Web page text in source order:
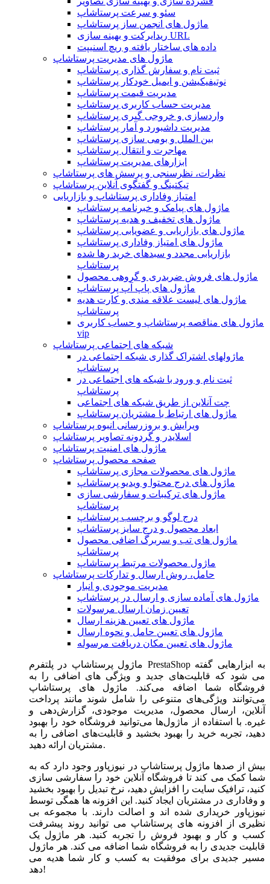
سئو و سرعت پرستاشاپ
ماژول های انجمن ساز پرستاشاپ
ریدایرکت و بهینه سازی URL
داده های ساختار یافته و ریچ اسنیپت
ماژول های مدیریت پرستاشاپ
ثبت نام و سفارش گذاری پرستاشاپ
نوتیفیکیشن و ایمیل خودکار پرستاشاپ
مدیریت قیمت پرستاشاپ
مدیریت حساب کاربری پرستاشاپ
واردسازی و خروجی گیری پرستاشاپ
مدیریت داشبورد و آمار پرستاشاپ
بین الملل و بومی سازی پرستاشاپ
مهاجرت و انتقال پرستاشاپ
ابزارهای مدیریت پرستاشاپ
نظرات، نظرسنجی و پرسش های پرستاشاپ
تیکتینگ و گفتگوی آنلاین پرستاشاپ
امتیاز وفاداری پرستاشاپ و بازاریابی
ماژول های پیامک و خبرنامه پرستاشاپ
ماژول های تخفیف و هدیه پرستاشاپ
ماژول های بازاریابی و عضویابی پرستاشاپ
ماژول های امتیاز وفاداری پرستاشاپ
بازاریابی مجدد و سبدهای خرید رها شده
پرستاشاپ
ماژول های فروش ضربدری و گروهی محصول
ماژول های پاپ آپ پرستاشاپ
ماژول های لیست علاقه مندی و کارت هدیه
پرستاشاپ
ماژول های مناقصه پرستاشاپ و حساب کاربری
vip
شبکه های اجتماعی پرستاشاپ
ماژولهای اشتراک‌ گذاری شبکه اجتماعی در
پرستاشاپ
ثبت نام و ورود با شبکه های اجتماعی در
پرستاشاپ
چت آنلاین از طریق شبکه های اجتماعی
ماژول های ارتباط با مشتریان پرستاشاپ
ویرایش و بروزرسانی انبوه پرستاشاپ
اسلایدر و گردونه تصاویر پرستاشاپ
ماژول های امنیت پرستاشاپ
صفحه محصول پرستاشاپ
ماژول های محصولات مجازی پرستاشاپ
ماژول های درج محتوا و ویدیو پرستاشاپ
ماژول های ترکیبات و سفارشی سازی
پرستاشاپ
درج لوگو و برچسب پرستاشاپ
ابعاد محصول و درج سایز پرستاشاپ
ماژول های تب و سربرگ اضافی محصول
پرستاشاپ
ماژول محصولات مرتبط پرستاشاپ
حامل، روش ارسال و تدارکات پرستاشاپ
مدیریت موجودی و انبار
ماژول های آماده سازی و ارسال در پرستاشاپ
تعیین زمان ارسال مرسولات
ماژول های تعیین هزینه ارسال
ماژول های تعیین حامل و نحوه ارسال
ماژول های تعیین مکان دریافت مرسوله
ماژول‌ پرستاشاپ در پلتفرم PrestaShop به ابزارهایی گفته
می شود که قابلیت‌های جدید و ویژگی های اضافی را به
فروشگاه شما اضافه می‌کند. ماژول های پرستاشاپ
می‌توانند ویژگی‌های متنوعی را شامل شوند مانند پرداخت
آنلاین، ارسال محصول، مدیریت موجودی، گزارش‌دهی و
غیره. با استفاده از ماژول‌ها می‌توانید فروشگاه خود را بهبود
دهید، تجربه خرید را بهبود بخشید و قابلیت‌های اضافی را به
مشتریان ارائه دهید.
بیش از صدها ماژول پرستاشاپ در نیوزپاور وجود دارد که به
شما کمک می کند تا فروشگاه آنلاین خود را سفارشی سازی
کنید، ترافیک سایت را افزایش دهید، نرخ تبدیل را بهبود بخشید
و وفاداری در مشتریان ایجاد کنید. این افزونه ها همگی توسط
نیوزپاور خریداری شده اند و اصالت دارند. با مجموعه بی
نظیری از افزونه های پرستاشاپ می توانید روند پیشرفت
کسب و کار و بهبود فروش را تجربه کنید. هر ماژول یک
قابلیت جدیدی را به فروشگاه شما اضافه می کند. هر ماژول
مسیر جدیدی برای موفقیت به کسب و کار شما هدیه می
دهد!